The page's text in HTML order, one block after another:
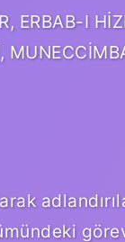
ERBAB-I